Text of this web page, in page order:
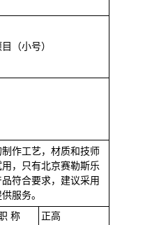
（小号）
作工艺，材质和技师
，只有北京赛勒斯乐
符合要求，建议采用
服务。
称
正高